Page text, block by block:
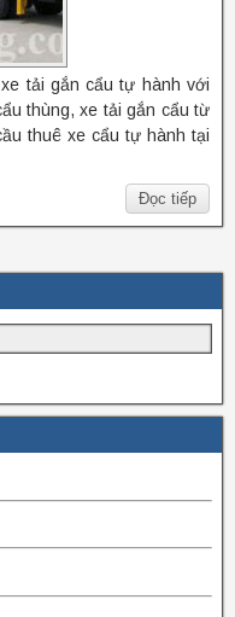
tải gắn cẩu tự hành với
thùng, xe tải gắn cẩu từ
thuê xe cẩu tự hành tại
Đọc tiếp